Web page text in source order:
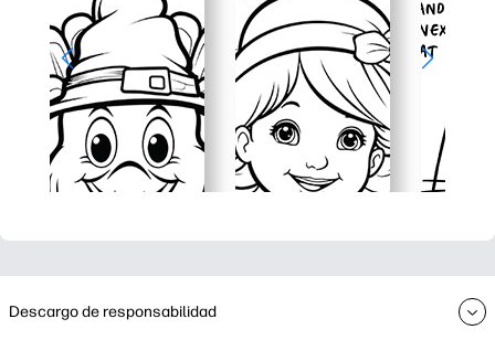
Descargo de responsabilidad